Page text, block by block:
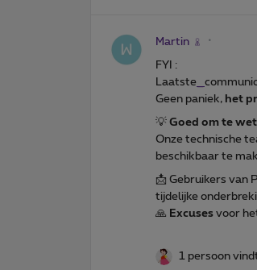
Martin
FYI :
Laatste
Geen paniek, het
💡 Goed om te
Onze technische
beschikbaar te
📩 Gebruikers van
tijdelijke
🙏 Excuses voor
1 persoon